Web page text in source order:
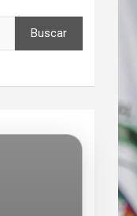
Buscar